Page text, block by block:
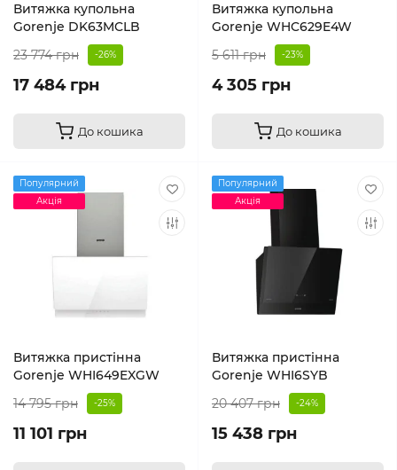
Витяжка купольна
Gorenje DK63MCLB
23 774 грн
-26%
17 484 грн
До кошика
Витяжка купольна
Gorenje WHC629E4W
5 611 грн
-23%
4 305 грн
До кошика
Популярний
Акція
Витяжка пристінна
Gorenje WHI649EXGW
14 795 грн
-25%
11 101 грн
Популярний
Акція
Витяжка пристінна
Gorenje WHI6SYB
20 407 грн
-24%
15 438 грн